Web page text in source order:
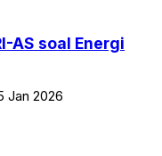
AS soal Energi
Jan 2026